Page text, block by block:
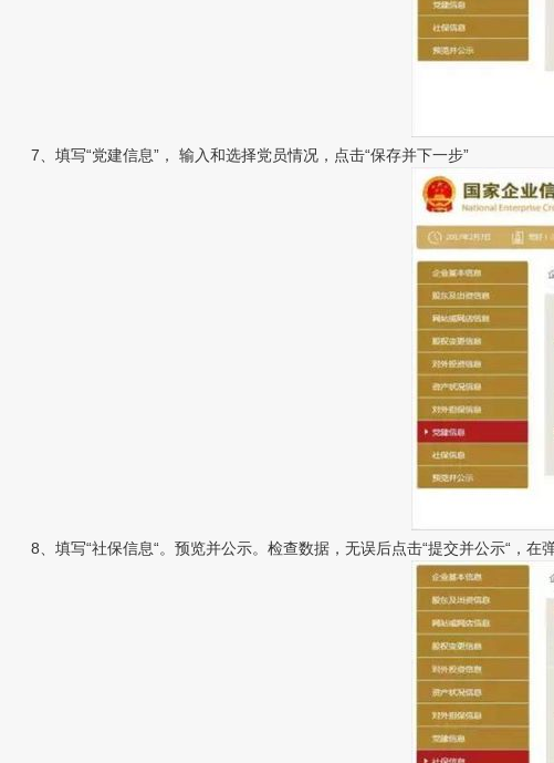
7、填写“党建信息”， 输入和选择党员情况，点击“保存并下一步”
8、填写“社保信息“。预览并公示。检查数据，无误后点击“提交并公示“，在弹